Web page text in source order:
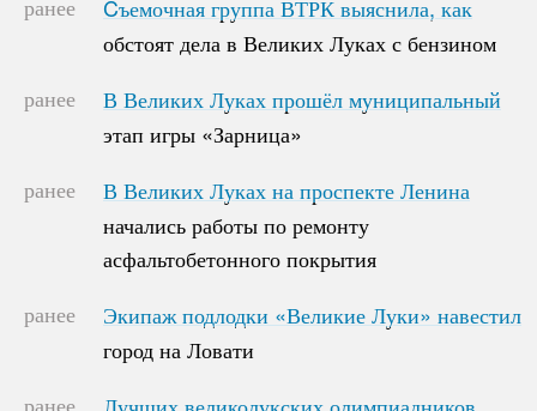
Cъемочная группа ВТРК выяснила, как
обстоят дела в Великих Луках с бензином
Cъемочная группа ВТРК выяснила, как
обстоят дела в Великих Луках с бензином
ранее
В Великих Луках прошёл муниципальный
этап игры «Зарница»
В Великих Луках прошёл муниципальный
этап игры «Зарница»
ранее
В Великих Луках на проспекте Ленина
начались работы по ремонту
асфальтобетонного покрытия
В Великих Луках на проспекте Ленина
начались работы по ремонту
асфальтобетонного покрытия
ранее
Экипаж подлодки «Великие Луки» навестил
город на Ловати
Экипаж подлодки «Великие Луки» навестил
город на Ловати
ранее
Лучших великолукских олимпиадников